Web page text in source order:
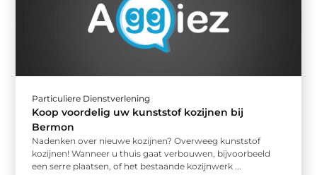
Particuliere Dienstverlening
Koop voordelig uw kunststof kozijnen bij
Bermon
Nadenken over nieuwe kozijnen? Overweeg kunststof
kozijnen! Wanneer u thuis gaat verbouwen, bijvoorbeeld
een serre plaatsen, of het bestaande kozijnwerk ...